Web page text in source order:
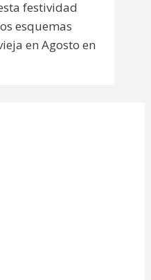
festividad
esquemas
en Agosto en